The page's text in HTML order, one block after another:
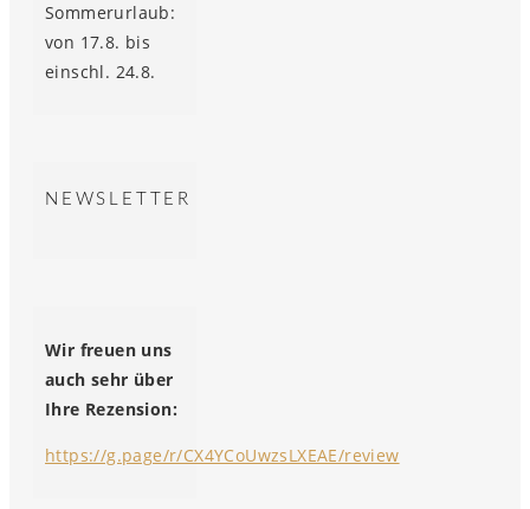
Sommerurlaub:
von 17.8. bis
einschl. 24.8.
NEWSLETTER
Wir freuen uns
auch sehr über
Ihre Rezension:
https://g.page/r/CX4YCoUwzsLXEAE/review